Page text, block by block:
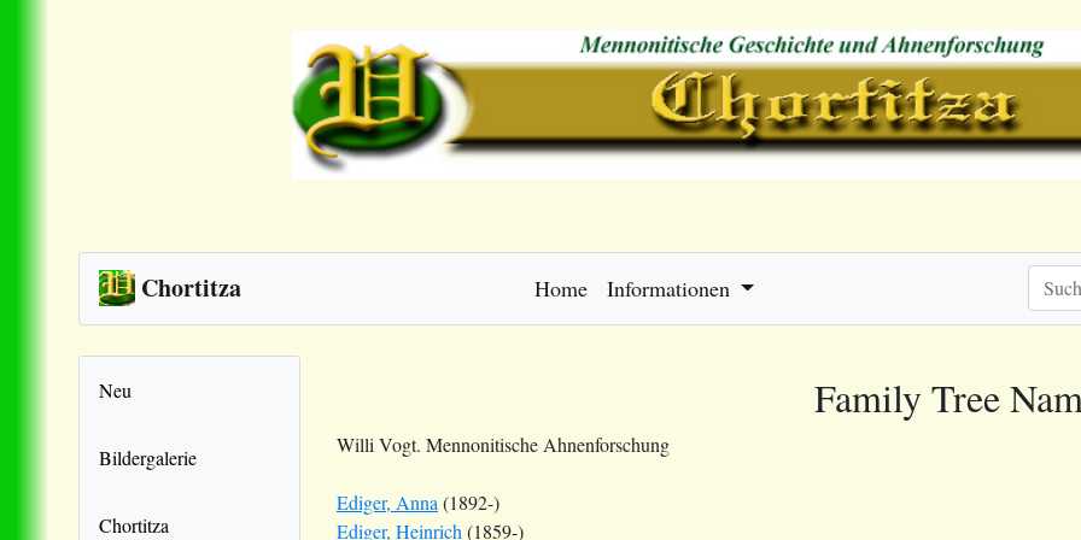
Chortitza Home Informationen
Neu
Bildergalerie
Chortitza
Family Tree
Willi Vogt. Mennonitische Ahnenforschung
Ediger, Anna (1892-)
Ediger, Heinrich (1859-)